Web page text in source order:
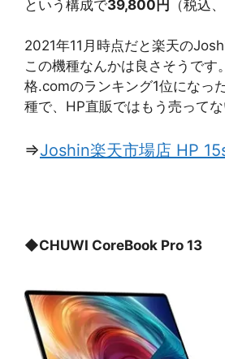
という構成で39,800円 （税込
2021年11月時点だと楽天の
この機種なんかは良さそうです
格.comのランキング1位になっ
種で、HP直販ではもう売ってな
⇒Joshin楽天市場店 HP
◆CHUWI CoreBook Pro 13